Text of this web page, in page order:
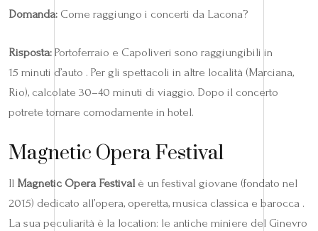
Domanda: Come raggiungo i concerti da Lacona?
Risposta: Portoferraio e Capoliveri sono raggiungibili in
15 minuti d’auto . Per gli spettacoli in altre località (Marciana,
Rio), calcolate 30–40 minuti di viaggio. Dopo il concerto
potrete tornare comodamente in hotel.
Magnetic Opera Festival
Il Magnetic Opera Festivalè un festival giovane (fondato nel
2015) dedicato all’opera, operetta, musica classica e barocca .
La sua peculiarità è la location: le antiche miniere del Ginevro